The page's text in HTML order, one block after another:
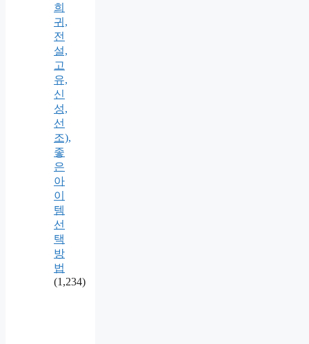
희
귀,
전
설,
고
유,
신
성,
선
조),
좋
은
아
이
템
선
택
방
법
(1,234)